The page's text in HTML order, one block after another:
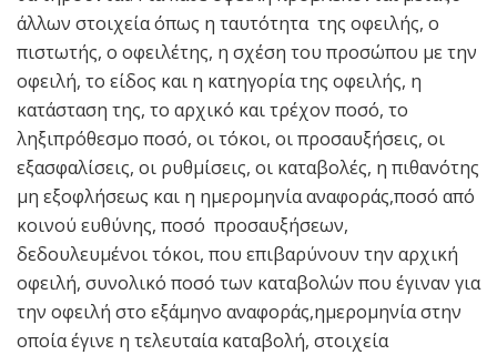
άλλων στοιχεία όπως η ταυτότητα της οφειλής, ο
πιστωτής, ο οφειλέτης, η σχέση του προσώπου με την
οφειλή, το είδος και η κατηγορία της οφειλής, η
κατάσταση της, το αρχικό και τρέχον ποσό, το
ληξιπρόθεσμο ποσό, οι τόκοι, οι προσαυξήσεις, οι
εξασφαλίσεις, οι ρυθμίσεις, οι καταβολές, η πιθανότης
μη εξοφλήσεως και η ημερομηνία αναφοράς,ποσό από
κοινού ευθύνης, ποσό προσαυξήσεων,
δεδουλευμένοι τόκοι, που επιβαρύνουν την αρχική
οφειλή, συνολικό ποσό των καταβολών που έγιναν για
την οφειλή στο εξάμηνο αναφοράς,ημερομηνία στην
οποία έγινε η τελευταία καταβολή, στοιχεία